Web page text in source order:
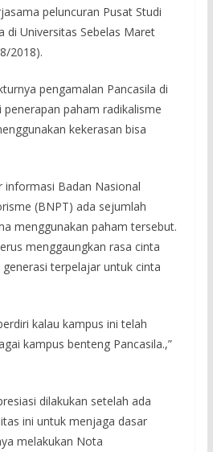
peluncuran Pusat Studi
di Universitas Sebelas Maret
2018).
pengamalan Pancasila di
paham radikalisme
kekerasan bisa
informasi Badan Nasional
(BNPT) ada sejumlah
menggunakan paham tersebut.
menggaungkan rasa cinta
terpelajar untuk cinta
kalau kampus ini telah
kampus benteng Pancasila.,”
dilakukan setelah ada
ini untuk menjaga dasar
melakukan Nota